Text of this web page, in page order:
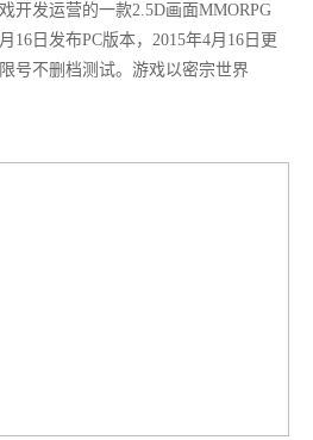
开发运营的一款2.5D画面MMORPG
16日发布PC版本，2015年4月16日更
号不删档测试。游戏以密宗世界